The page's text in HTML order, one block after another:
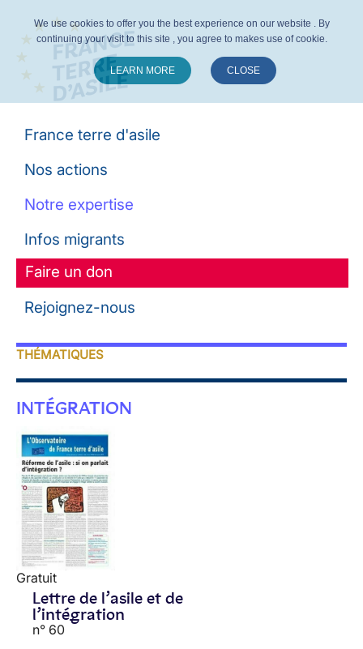
France terre d'asile
Nos actions
Notre expertise
Infos migrants
Faire un don
Rejoignez-nous
THÉMATIQUES
INTÉGRATION
Gratuit
Lettre de l’asile et de
l’intégration
n° 60
We use cookies to offer you the best experience on our website . By
continuing your visit to this site , you agree to makes use of cookie.
LEARN MORE CLOSE